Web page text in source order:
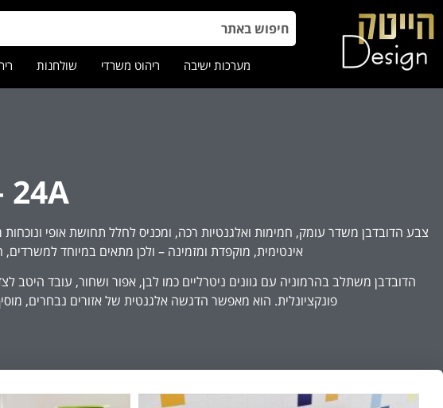
מערכות ישיבה ריהוט משרדי שולחנות
24A – בורדו
צבע הדובדבן משדר עומק, חמימות ואלגנטיות רכה, ומכניס לחלל תחושת אופי
אינטימית, מוקפדת ומזמינה – ולכן מתאים במיוחד למשרדים,
הדובדבן משתלב בהרמוניה עם גוונים ניטרליים כמו לבן, אפור ושחור, עובד היטב
פונקציונלית. הוא מאפשר הדגשה אלגנטית של אזורים נבחרים,